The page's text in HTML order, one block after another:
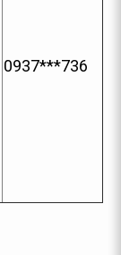
0937***736